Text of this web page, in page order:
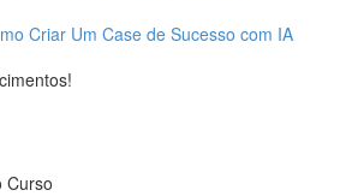
Criar Um Case de Sucesso com IA
Curso